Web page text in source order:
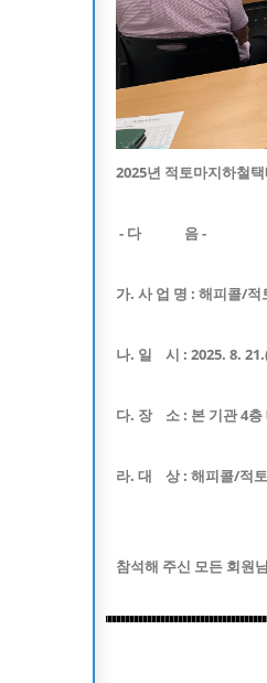
2025년 적토마지하철
- 다 음 -
가. 사 업 명 : 해피콜/
나. 일 시 : 2025. 8.
다. 장 소 : 본 기관 4층
라. 대 상 : 해피콜/적
참석해 주신 모든 회원